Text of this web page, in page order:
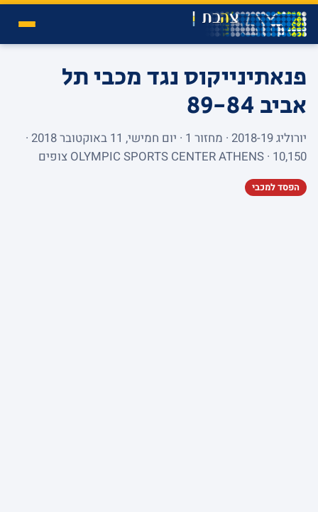
פנאתינייקוס נגד מכבי תל
אביב89-84
יורוליג 2018-19 · מחזור 1 · יום חמישי, 11 באוקטובר 2018 ·
OLYMPIC SPORTS CENTER ATHENS · 10,150 צופים
הפסד למכבי